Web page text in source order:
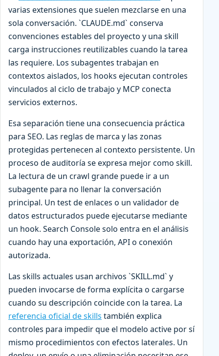
varias extensiones que suelen mezclarse en una
sola conversación. `CLAUDE.md` conserva
convenciones estables del proyecto y una skill
carga instrucciones reutilizables cuando la tarea
las requiere. Los subagentes trabajan en
contextos aislados, los hooks ejecutan controles
vinculados al ciclo de trabajo y MCP conecta
servicios externos.
Esa separación tiene una consecuencia práctica
para SEO. Las reglas de marca y las zonas
protegidas pertenecen al contexto persistente. Un
proceso de auditoría se expresa mejor como skill.
La lectura de un crawl grande puede ir a un
subagente para no llenar la conversación
principal. Un test de enlaces o un validador de
datos estructurados puede ejecutarse mediante
un hook. Search Console solo entra en el análisis
cuando hay una exportación, API o conexión
autorizada.
Las skills actuales usan archivos `SKILL.md` y
pueden invocarse de forma explícita o cargarse
cuando su descripción coincide con la tarea. La
referencia oficial de skills también explica
controles para impedir que el modelo active por sí
mismo procedimientos con efectos laterales. Un